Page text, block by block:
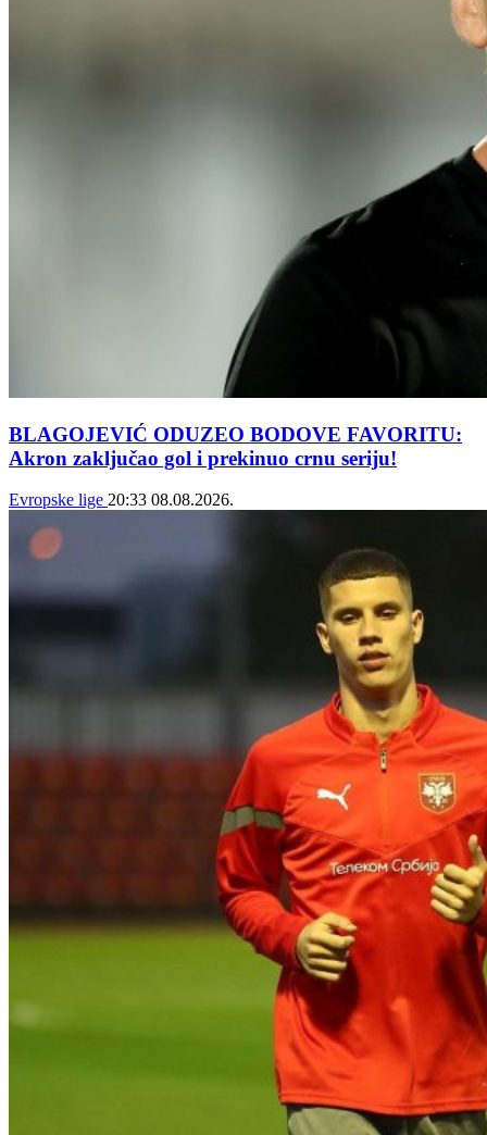
BLAGOJEVIĆ ODUZEO BODOVE FAVORITU:
Akron zaključao gol i prekinuo crnu seriju!
Evropske lige 20:33 08.08.2026.